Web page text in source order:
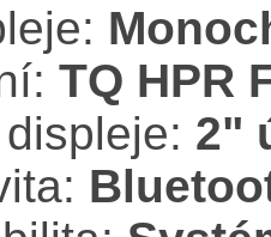
TQ HPR
2"